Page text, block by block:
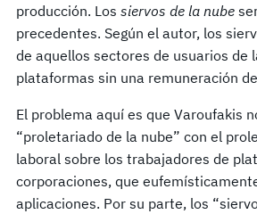
producción. Los siervos de la nube
precedentes. Según el autor, los
de aquellos sectores de usuarios de
plataformas sin una remuneración
El problema aquí es que Varoufakis
“proletariado de la nube” con el
laboral sobre los trabajadores de
corporaciones, que
aplicaciones. Por su parte, los